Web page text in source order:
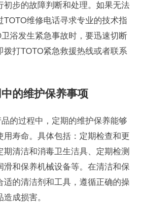
初步的故障判断和处理。如果无法
TOTO维修电话寻求专业的技术指
浴发生紧急事故时，要迅速切断
拨打TOTO紧急救援热线或者联系
的维护保养事项
的过程中，定期的维护保养能够
用寿命。具体包括：定期检查和更
期清洁和消毒卫生洁具、定期检测
滑和保养机械设备等。在清洁和保
适的清洁剂和工具，遵循正确的操
成损害。